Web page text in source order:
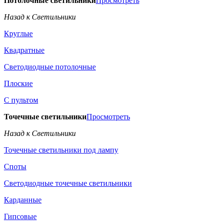
Назад к Светильники
Круглые
Квадратные
Светодиодные потолочные
Плоские
С пультом
Точечные светильникиПросмотреть
Назад к Светильники
Точечные светильники под лампу
Споты
Светодиодные точечные светильники
Карданные
Гипсовые